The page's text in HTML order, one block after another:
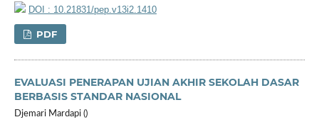
DOI : 10.21831/pep.v13i2.1410
PDF
EVALUASI PENERAPAN UJIAN AKHIR SEKOLAH DASAR
BERBASIS STANDAR NASIONAL
Djemari Mardapi ()